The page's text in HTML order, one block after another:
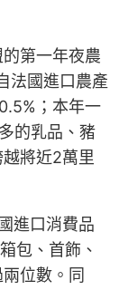
第一年夜農
法國進口農產
；本年一
的乳品、豬
將近2萬里
進口消費品
包、首飾、
位數。同